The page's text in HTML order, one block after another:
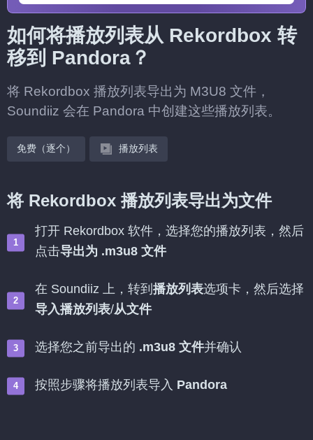
如何将播放列表从 Rekordbox 转
移到 Pandora？
将 Rekordbox 播放列表导出为 M3U8 文件，
Soundiiz 会在 Pandora 中创建这些播放列表。
免费（逐个） 播放列表
将 Rekordbox 播放列表导出为文件
打开 Rekordbox 软件，选择您的播放列表，然后
点击导出为 .m3u8 文件
在 Soundiiz 上，转到 播放列表选项卡，然后选择
导入播放列表/从文件
选择您之前导出的 .m3u8 文件并确认
按照步骤将播放列表导入 Pandora